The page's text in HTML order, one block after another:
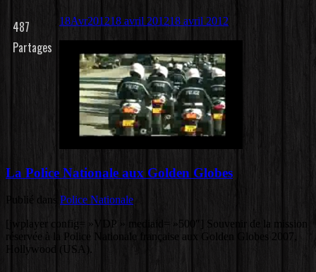
18Avr201218 avril 201218 avril 2012
487
Partages
La Police Nationale aux Golden Globes
Publié dans Police Nationale
[jwplayer config= »VDP » mediaid= »500″] Souvenir de la mission
réservée à la Police Nationale française aux Golden Globes 2007,
Hollywood (USA).